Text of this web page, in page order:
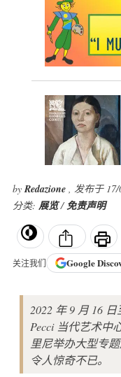
byRedazione , 发布于 17/
分类: 展览/免责声明
关注我们 Google
2022 年 9 月 16
Pecci 当代艺术中
里尼举办大型专
令人惊奇不已。